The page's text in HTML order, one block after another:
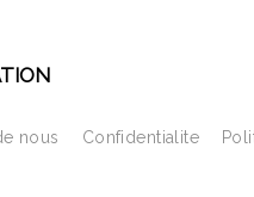
nous Confidentialite